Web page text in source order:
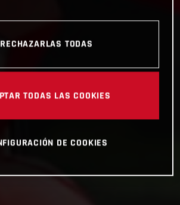
RECHAZARLAS TODAS
TODAS LAS COOKIES
DE COOKIES